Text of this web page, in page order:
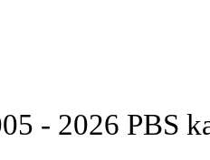
- 2026 PBS